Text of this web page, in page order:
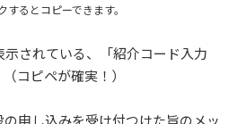
るとコピーできます。
されている、「紹介コード入力
コピペが確実！）
申し込みを受け付つけた旨のメッ